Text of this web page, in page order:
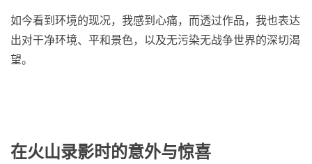
如今看到环境的现况，我感到心痛，而透过作品，我也表达
出对干净环境、平和景色，以及无污染无战争世界的深切渴
望。
在火山录影时的意外与惊喜